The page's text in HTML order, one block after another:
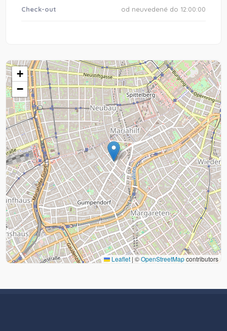
Check-out od neuvedené do 12:00:00
+
−
Leaflet | ©OpenStreetMapcontributors